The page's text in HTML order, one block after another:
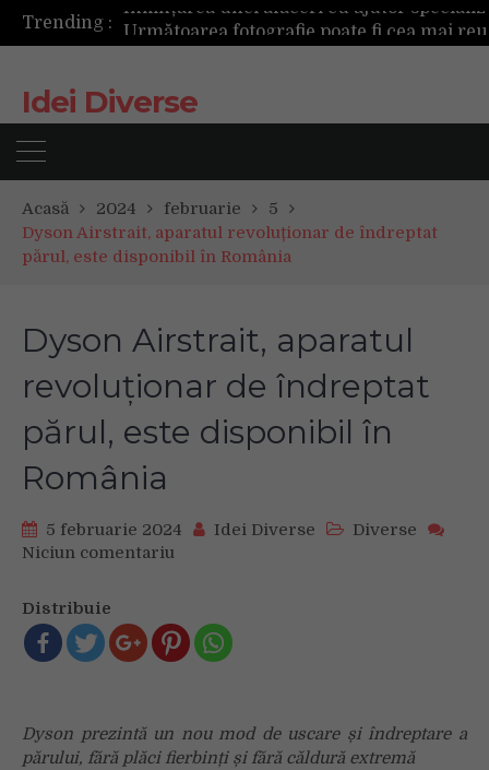
Trending :
Următoarea fotografie poate fi cea mai reușită de până acum
Mașinile de spălat și uscătoarele bazate pe inteligență artificială îți cunosc hainele mai bine decât tine
Idei Diverse
Acasă 2024 februarie
5
Dyson Airstrait, aparatul revoluționar de îndreptat
părul, este disponibil în România
Dyson Airstrait, aparatul
revoluționar de îndreptat
părul, este disponibil în
România
5 februarie 2024 Idei Diverse
Diverse
Niciun comentariu
aparatul
revoluționar
de
este
disponibil
Distribuie
Dyson prezintă un nou mod de uscare și îndreptare a
părului, fără plăci fierbinți și fără căldură extremă